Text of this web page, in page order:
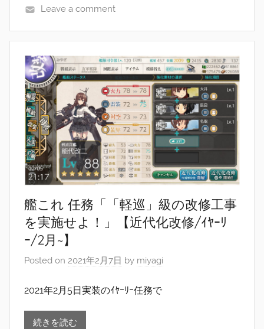
Leave a comment
艦これ 任務「「軽巡」級の改修工事
を実施せよ！」【近代化改修/ｲﾔｰﾘ
ｰ/2月~】
Posted on 2021年2月7日 by miyagi
2021年2月5日実装のｲﾔｰﾘｰ任務で
続きを読む